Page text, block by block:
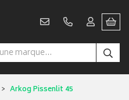
Arkog Pissenlit 45